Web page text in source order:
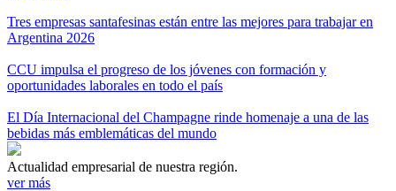
Tres empresas santafesinas están entre las mejores para trabajar en
Argentina 2026
CCU impulsa el progreso de los jóvenes con formación y
oportunidades laborales en todo el país
El Día Internacional del Champagne rinde homenaje a una de las
bebidas más emblemáticas del mundo
Actualidad empresarial de nuestra región.
ver más